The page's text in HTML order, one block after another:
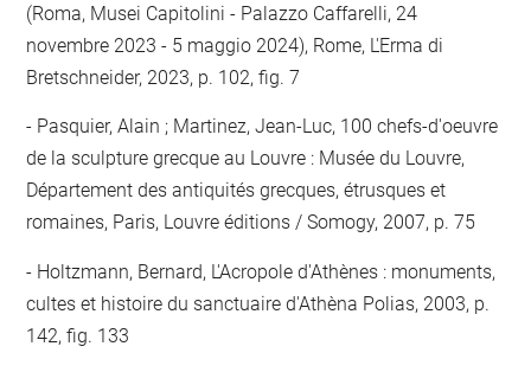
(Roma, Musei Capitolini - Palazzo Caffarelli, 24
novembre 2023 - 5 maggio 2024), Rome, L'Erma di
Bretschneider, 2023, p. 102, fig. 7
Pasquier, Alain ; Martinez, Jean-Luc, 100 chefs-d'oeuvre
de la sculpture grecque au Louvre : Musée du Louvre,
Département des antiquités grecques, étrusques et
romaines, Paris, Louvre éditions / Somogy, 2007, p. 75
Holtzmann, Bernard, L'Acropole d'Athènes : monuments,
cultes et histoire du sanctuaire d'Athèna Polias, 2003, p.
142, fig. 133